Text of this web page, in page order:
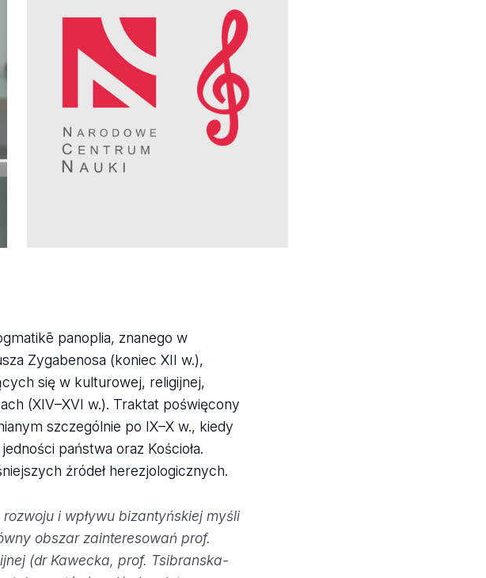
panoplia, znanego w
Zygabenosa (koniec XII w.),
się w kulturowej, religijnej,
(XIV–XVI w.). Traktat poświęcony
szczególnie po IX–X w., kiedy
państwa oraz Kościoła.
źródeł herezjologicznych.
i wpływu bizantyńskiej myśli
obszar zainteresowań prof.
(dr Kawecka, prof. Tsibranska-